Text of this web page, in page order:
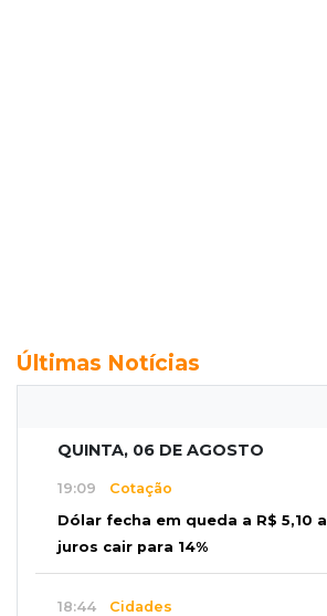
Últimas Notícias
QUINTA, 06 DE AGOSTO
19:09 Cotação
Dólar fecha em queda a R$ 5,10
juros cair para 14%
18:44 Cidades